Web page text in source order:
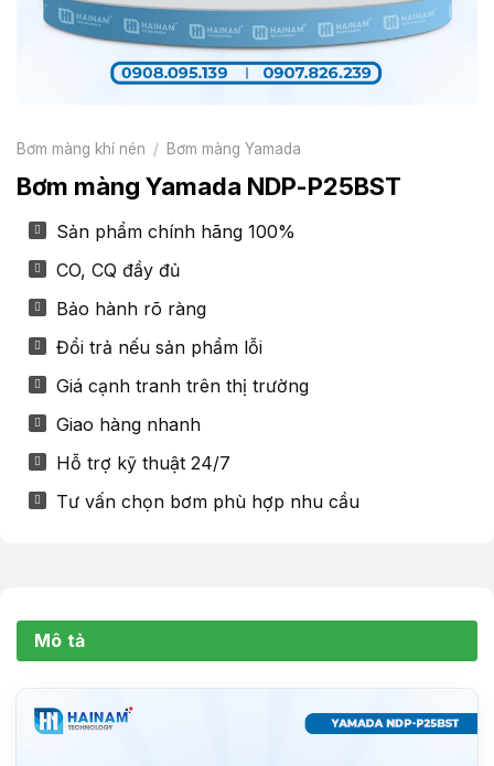
Bơm màng khí nén / Bơm màng Yamada
Bơm màng Yamada NDP-P25BST
Sản phẩm chính hãng 100%
CO, CQ đầy đủ
Bảo hành rõ ràng
Đổi trả nếu sản phẩm lỗi
Giá cạnh tranh trên thị trường
Giao hàng nhanh
Hỗ trợ kỹ thuật 24/7
Tư vấn chọn bơm phù hợp nhu cầu
Mô tả